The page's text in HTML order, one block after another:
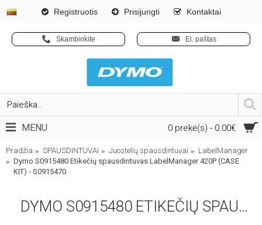
Registruotis Prisijungti Kontaktai
Skambinkite El. paštas
0 prekė(s) - 0.00€
MENU
Pradžia SPAUSDINTUVAI Juostelių spausdintuvai
LabelManager
Dymo S0915480 Etikečių spausdintuvas LabelManager 420P (CASE
KIT) - S0915470
DYMO S0915480 ETIKEČIŲ SPAUSDINTUVAS LABELMANAGER 420P (CASE KIT) - S0915470